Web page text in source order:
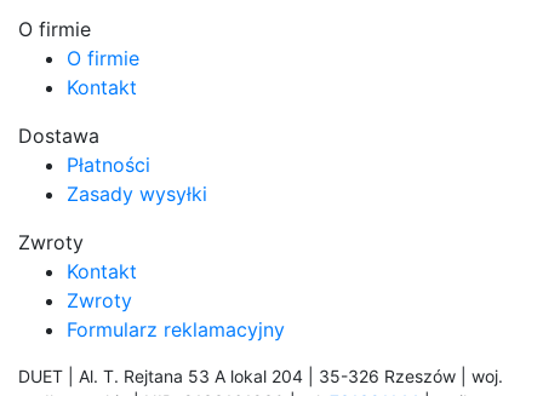
O firmie
O firmie
Kontakt
Dostawa
Płatności
Zasady wysyłki
Zwroty
Kontakt
Zwroty
Formularz reklamacyjny
DUET | Al. T. Rejtana 53 A lokal 204 | 35-326 Rzeszów | woj.